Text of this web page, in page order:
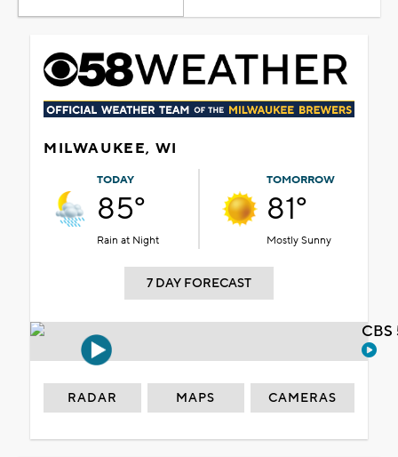
MILWAUKEE, WI
TODAY
85°
Rain at Night
TOMORROW
81°
Mostly Sunny
7 DAY FORECAST
RADAR MAPS CAMERAS